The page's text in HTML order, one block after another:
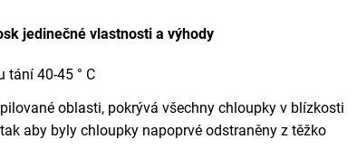
jedinečné vlastnosti a výhody
tání 40-45 ° C
oblasti, pokrývá všechny chloupky v blízkosti
aby byly chloupky napoprvé odstraněny z těžko